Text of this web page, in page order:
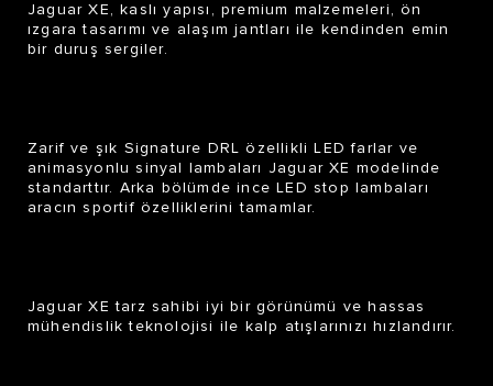
Jaguar XE, kaslı yapısı, premium malzemeleri, ön
ızgara tasarımı ve alaşım jantları ile kendinden emin
bir duruş sergiler.
Zarif ve şık Signature DRL özellikli LED farlar ve
animasyonlu sinyal lambaları Jaguar XE modelinde
standarttır. Arka bölümde ince LED stop lambaları
aracın sportif özelliklerini tamamlar.
Jaguar XE tarz sahibi iyi bir görünümü ve hassas
mühendislik teknolojisi ile kalp atışlarınızı hızlandırır.